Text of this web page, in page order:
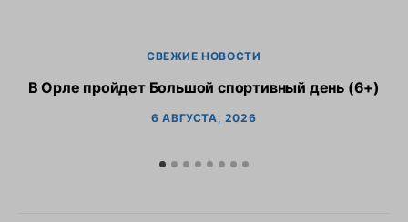
СВЕЖИЕ НОВОСТИ
В Орле пройдет Большой спортивный день (6+)
6 АВГУСТА, 2026